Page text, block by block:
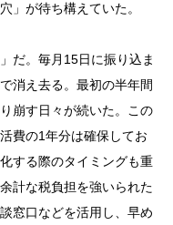
」が待ち構えていた。
だ。毎月15日に振り込ま
消え去る。最初の半年間
崩す日々が続いた。この
費の1年分は確保してお
する際のタイミングも重
計な税負担を強いられた
窓口などを活用し、早め